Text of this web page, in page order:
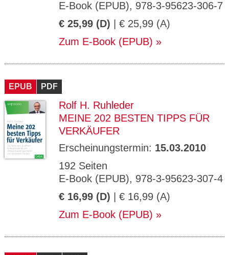
E-Book (EPUB), 978-3-95623-306-7
€ 25,99 (D) | € 25,99 (A)
Zum E-Book (EPUB)
EPUB PDF
Rolf H. Ruhleder
MEINE 202 BESTEN TIPPS FÜR
VERKÄUFER
Erscheinungstermin: 15.03.2010
192 Seiten
E-Book (EPUB), 978-3-95623-307-4
€ 16,99 (D) | € 16,99 (A)
Zum E-Book (EPUB)